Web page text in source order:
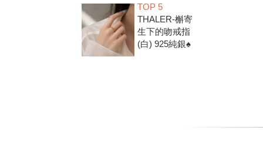
TOP 5
THALER-槲寄
生下的吻戒指
(白) 925純銀♠